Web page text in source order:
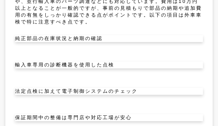
や、並行輸入車のパーツ調達などにも対応しています。費用は10万円
以上となることが一般的ですが、事前の見積もりで部品の納期や追加費
用の有無をしっかり確認できる点がポイントです。以下の項目は外車車
検で特に注意すべき点です。
純正部品の在庫状況と納期の確認
輸入車専用の診断機器を使用した点検
法定点検に加えて電子制御システムのチェック
保証期間中の整備は専門店や対応工場が安心